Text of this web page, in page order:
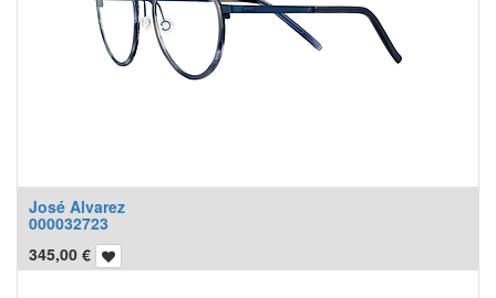
José Alvarez
000032723
345,00 €